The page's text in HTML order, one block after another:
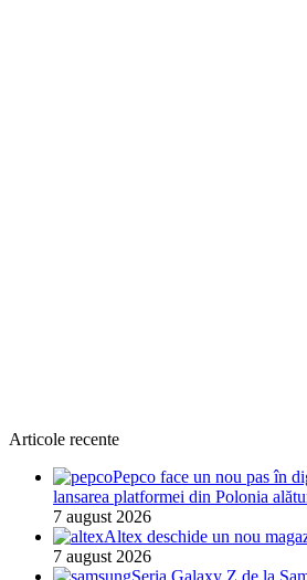
Articole recente
Pepco face un nou pas în
lansarea platformei din Polonia
7 august 2026
Altex deschide un nou
7 august 2026